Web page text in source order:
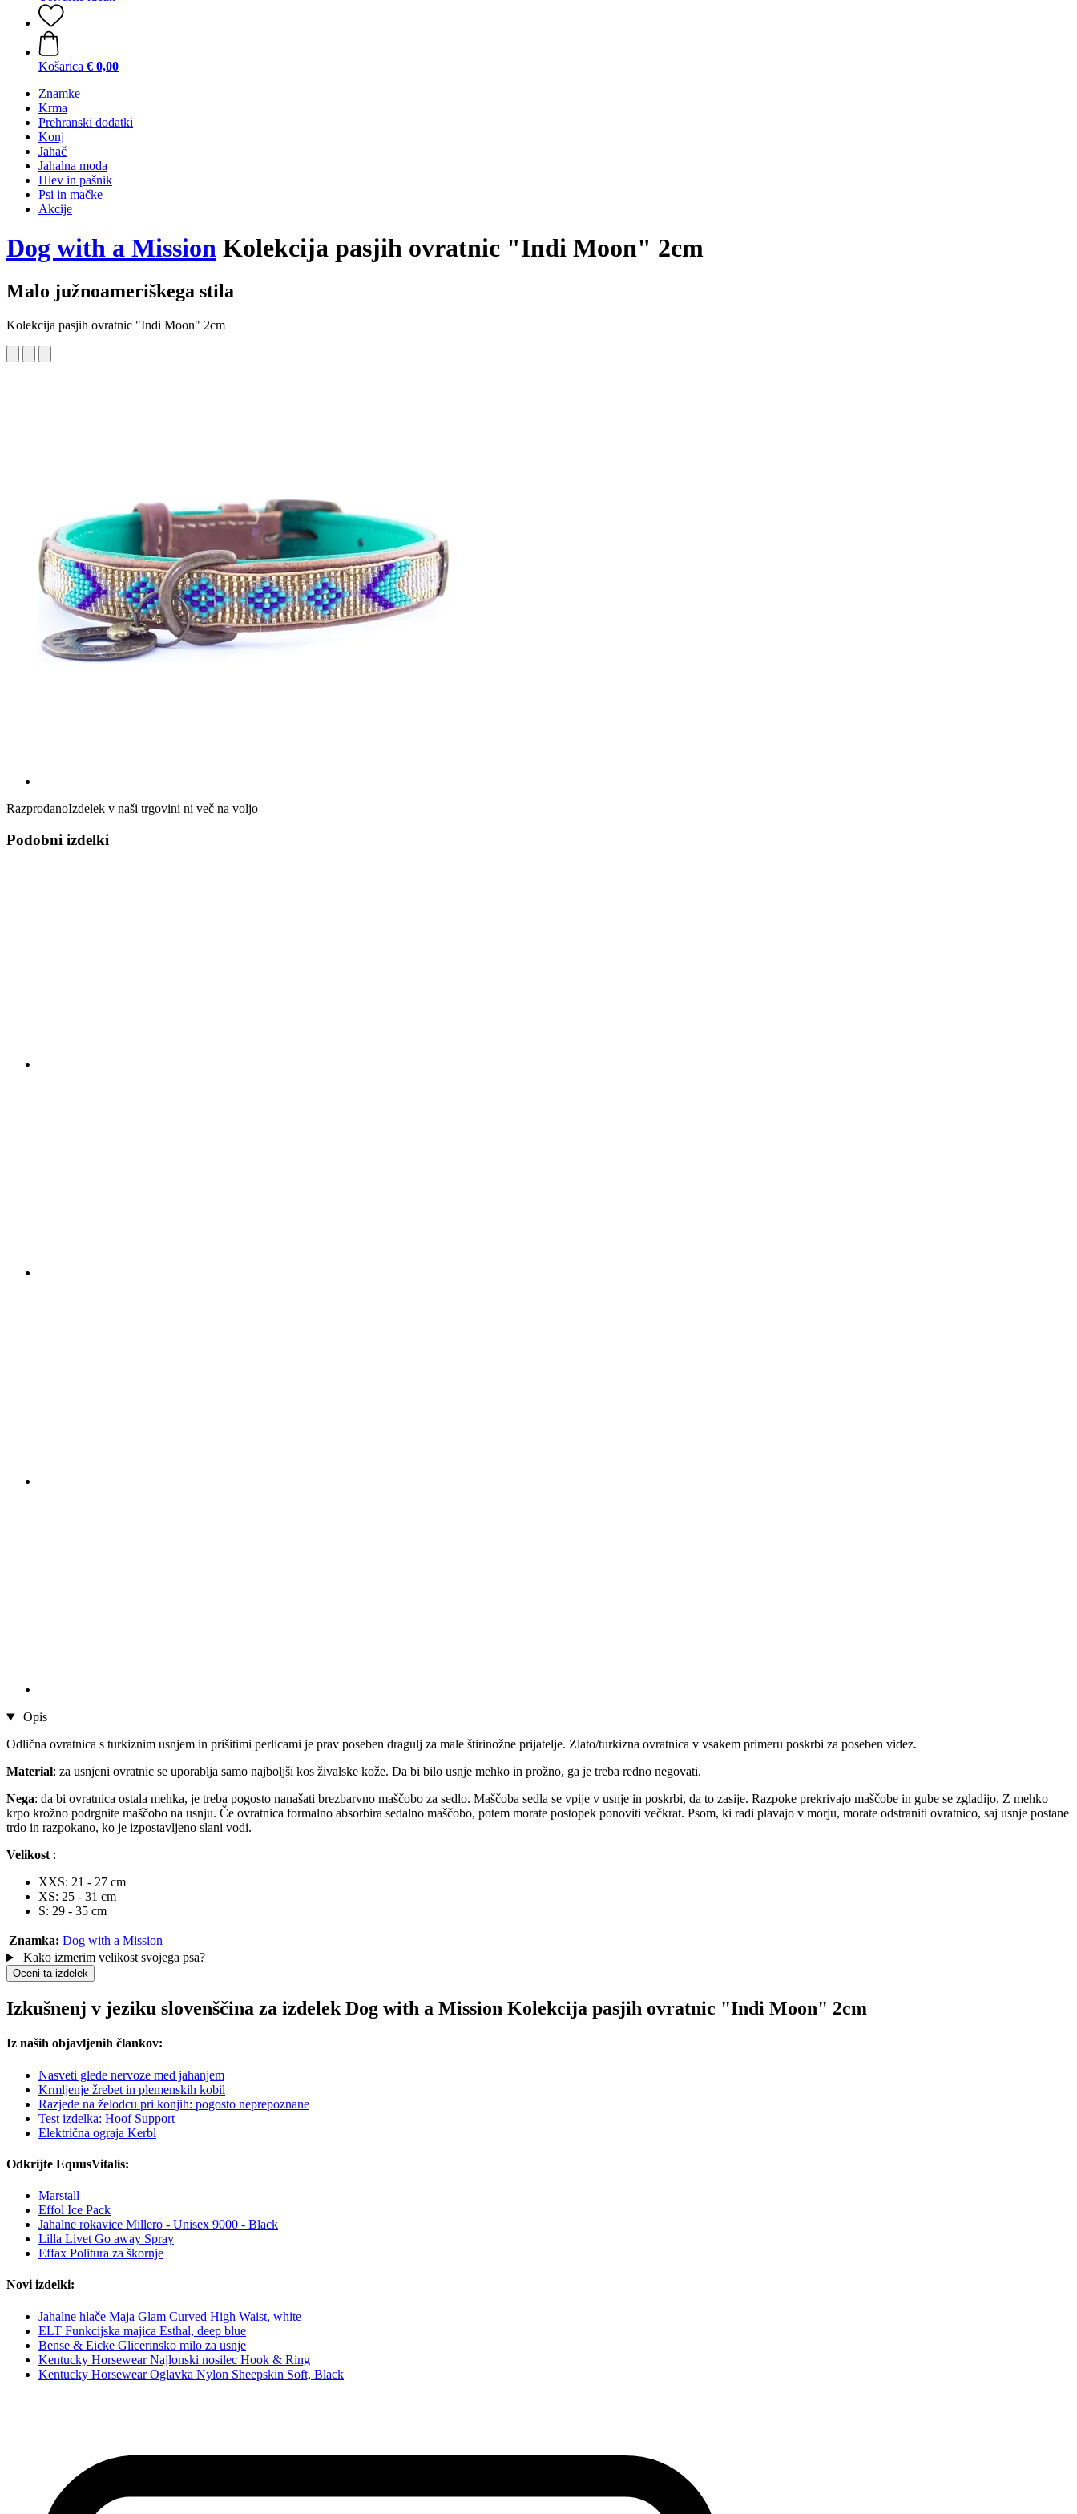
Košarica € 0,00
Znamke
Krma
Prehranski dodatki
Konj
Jahač
Jahalna moda
Hlev in pašnik
Psi in mačke
Akcije
Dog with a Mission Kolekcija pasjih ovratnic "Indi Moon" 2cm
Malo južnoameriškega stila
Kolekcija pasjih ovratnic "Indi Moon" 2cm
RazprodanoIzdelek v naši trgovini ni več na voljo
Podobni izdelki
Opis
Odlična ovratnica s turkiznim usnjem in prišitimi perlicami je prav poseben dragulj za male štirinožne prijatelje. Zlato/turkizna ovratnica v vsakem primeru poskrbi za poseben videz.
Material: za usnjeni ovratnic se uporablja samo najboljši kos živalske kože. Da bi bilo usnje mehko in prožno, ga je treba redno negovati.
Nega: da bi ovratnica ostala mehka, je treba pogosto nanašati brezbarvno maščobo za sedlo. Maščoba sedla se vpije v usnje in poskrbi, da to zasije. Razpoke prekrivajo maščobe in gube se zgladijo. Z mehko
krpo krožno podrgnite maščobo na usnju. Če ovratnica formalno absorbira sedalno maščobo, potem morate postopek ponoviti večkrat. Psom, ki radi plavajo v morju, morate odstraniti ovratnico, saj usnje postane
trdo in razpokano, ko je izpostavljeno slani vodi.
Velikost :
XXS: 21 - 27 cm
XS: 25 - 31 cm
S: 29 - 35 cm
Znamka: Dog with a Mission
Kako izmerim velikost svojega psa?
Oceni ta izdelek
Izkušnenj v jeziku slovenščina za izdelek Dog with a Mission Kolekcija pasjih ovratnic "Indi Moon" 2cm
Iz naših objavljenih člankov:
Nasveti glede nervoze med jahanjem
Krmljenje žrebet in plemenskih kobil
Razjede na želodcu pri konjih: pogosto neprepoznane
Test izdelka: Hoof Support
Električna ograja Kerbl
Odkrijte EquusVitalis:
Marstall
Effol Ice Pack
Jahalne rokavice Millero - Unisex 9000 - Black
Lilla Livet Go away Spray
Effax Politura za škornje
Novi izdelki:
Jahalne hlače Maja Glam Curved High Waist, white
ELT Funkcijska majica Esthal, deep blue
Bense & Eicke Glicerinsko milo za usnje
Kentucky Horsewear Najlonski nosilec Hook & Ring
Kentucky Horsewear Oglavka Nylon Sheepskin Soft, Black